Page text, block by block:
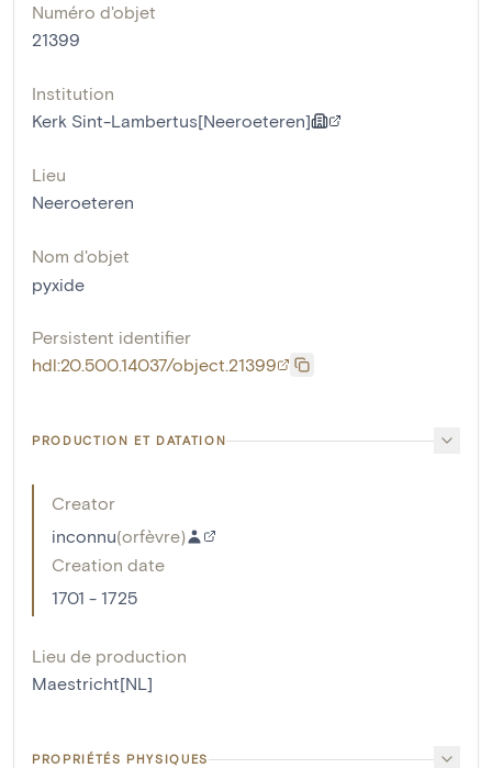
Numéro d'objet
21399
Institution
Kerk Sint-Lambertus[Neeroeteren]
Lieu
Neeroeteren
Nom d'objet
pyxide
Persistent identifier
hdl:20.500.14037/object.21399
PRODUCTION ET DATATION
Creator
inconnu(orfèvre)
Creation date
1701 - 1725
Lieu de production
Maestricht[NL]
PROPRIÉTÉS PHYSIQUES